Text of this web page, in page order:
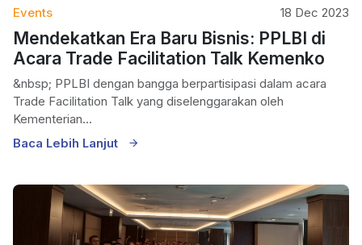
Events 18 Dec 2023
Mendekatkan Era Baru Bisnis: PPLBI di
Acara Trade Facilitation Talk Kemenko
&nbsp; PPLBI dengan bangga berpartisipasi dalam acara
Trade Facilitation Talk yang diselenggarakan oleh
Kementerian...
Baca Lebih Lanjut